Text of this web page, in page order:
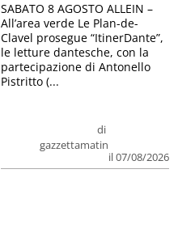
di
gazzettamatin
il 07/08/2026
SABATO 8 AGOSTO ALLEIN –
All’area verde Le Plan-de-
Clavel prosegue “ItinerDante”,
le letture dantesche, con la
partecipazione di Antonello
Pistritto (...